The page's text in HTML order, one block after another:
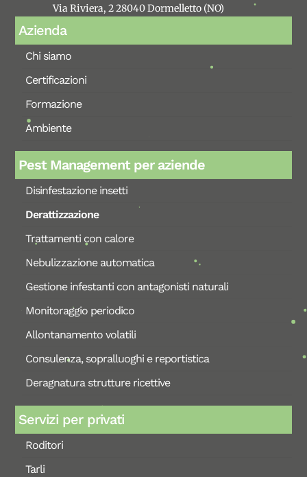
Via Riviera, 2 28040 Dormelletto (NO)
Azienda
Chi siamo
Certificazioni
Formazione
Ambiente
Pest Management per aziende
Disinfestazione insetti
Derattizzazione
Trattamenti con calore
Nebulizzazione automatica
Gestione infestanti con antagonisti naturali
Monitoraggio periodico
Allontanamento volatili
Consulenza, sopralluoghi e reportistica
Deragnatura strutture ricettive
Servizi per privati
Roditori
Tarli